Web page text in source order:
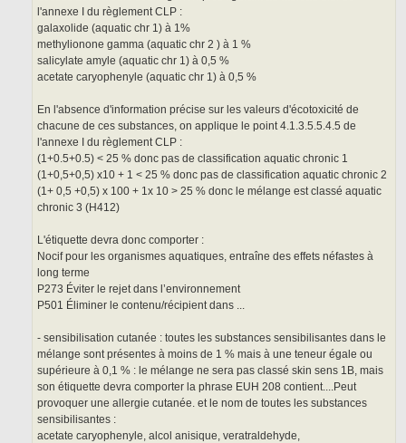
l'annexe I du règlement CLP :
galaxolide (aquatic chr 1) à 1%
methylionone gamma (aquatic chr 2 ) à 1 %
salicylate amyle (aquatic chr 1) à 0,5 %
acetate caryophenyle (aquatic chr 1) à 0,5 %
En l'absence d'information précise sur les valeurs d'écotoxicité de
chacune de ces substances, on applique le point 4.1.3.5.5.4.5 de
l'annexe I du règlement CLP :
(1+0.5+0.5) < 25 % donc pas de classification aquatic chronic 1
(1+0,5+0,5) x10 + 1 < 25 % donc pas de classification aquatic chronic 2
(1+ 0,5 +0,5) x 100 + 1x 10 > 25 % donc le mélange est classé aquatic
chronic 3 (H412)
L'étiquette devra donc comporter :
Nocif pour les organismes aquatiques, entraîne des effets néfastes à
long terme
P273 Éviter le rejet dans l’environnement
P501 Éliminer le contenu/récipient dans ...
- sensibilisation cutanée : toutes les substances sensibilisantes dans le
mélange sont présentes à moins de 1 % mais à une teneur égale ou
supérieure à 0,1 % : le mélange ne sera pas classé skin sens 1B, mais
son étiquette devra comporter la phrase EUH 208 contient....Peut
provoquer une allergie cutanée. et le nom de toutes les substances
sensibilisantes :
acetate caryophenyle, alcol anisique, veratraldehyde,